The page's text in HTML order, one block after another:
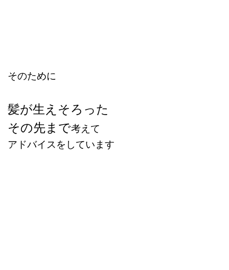
そのために
髪が生えそろった
その先まで考えて
アドバイスをしています